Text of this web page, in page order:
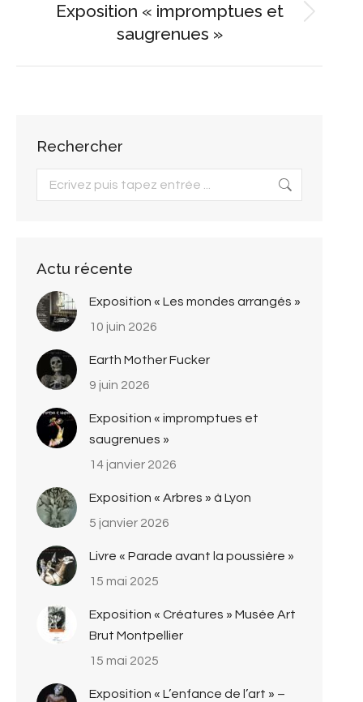
Next
post:
Exposition « impromptues et
saugrenues »
Rechercher
Search:
Actu récente
Exposition « Les mondes arrangés »
10 juin 2026
Earth Mother Fucker
9 juin 2026
Exposition « impromptues et
saugrenues »
14 janvier 2026
Exposition « Arbres » à Lyon
5 janvier 2026
Livre « Parade avant la poussière »
15 mai 2025
Exposition « Créatures » Musée Art
Brut Montpellier
15 mai 2025
Exposition « L’enfance de l’art » –